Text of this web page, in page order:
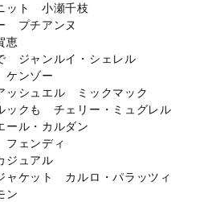
ット 小瀬千枝
プチアンヌ
恵
ジャンルイ・シェレル
ンゾー
シュエル ミックマック
ックも チェリー・ミュグレル
ル・カルダン
ェンディ
ジュアル
ャケット カルロ・パラッツィ
ン